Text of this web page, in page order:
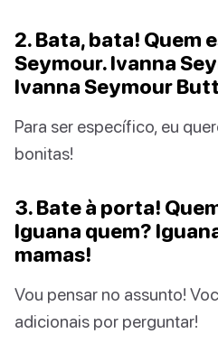
2. Bata, bata! Quem
Seymour. Ivanna
Ivanna Seymour
Para ser específico, eu
bonitas!
3. Bate à porta!
Iguana quem?
mamas!
Vou pensar no assunto!
adicionais por perguntar!